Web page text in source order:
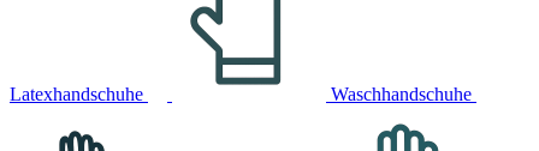
Latexhandschuhe Waschhandschuhe